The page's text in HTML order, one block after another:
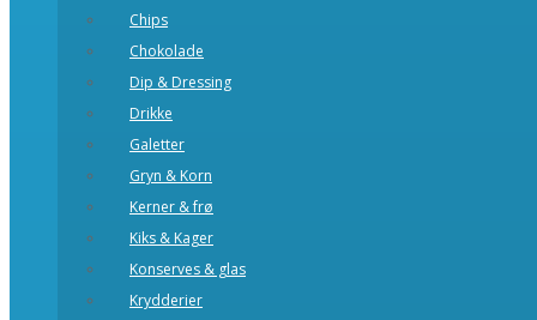
Chips
Chokolade
Dip & Dressing
Drikke
Galetter
Gryn & Korn
Kerner & frø
Kiks & Kager
Konserves & glas
Krydderier